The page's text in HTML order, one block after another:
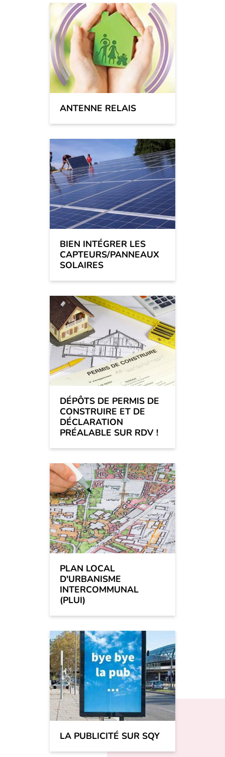
ANTENNE RELAIS
BIEN INTÉGRER LES
CAPTEURS/PANNEAUX
SOLAIRES
DÉPÔTS DE PERMIS DE
CONSTRUIRE ET DE
DÉCLARATION
PRÉALABLE SUR RDV !
PLAN LOCAL
D'URBANISME
INTERCOMMUNAL
(PLUI)
LA PUBLICITÉ SUR SQY